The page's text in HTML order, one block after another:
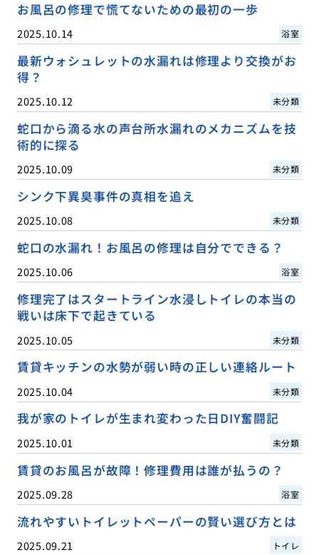
お風呂の修理で慌てないための最初の一歩
2025.10.14 浴室
最新ウォシュレットの水漏れは修理より交換がお
得？
2025.10.12 未分類
蛇口から滴る水の声台所水漏れのメカニズムを技
術的に探る
2025.10.09 未分類
シンク下異臭事件の真相を追え
2025.10.08 未分類
蛇口の水漏れ！お風呂の修理は自分でできる？
2025.10.06 浴室
修理完了はスタートライン水浸しトイレの本当の
戦いは床下で起きている
2025.10.05 未分類
賃貸キッチンの水勢が弱い時の正しい連絡ルート
2025.10.04 未分類
我が家のトイレが生まれ変わった日DIY奮闘記
2025.10.01 未分類
賃貸のお風呂が故障！修理費用は誰が払うの？
2025.09.28 浴室
流れやすいトイレットペーパーの賢い選び方とは
2025.09.21 トイレ